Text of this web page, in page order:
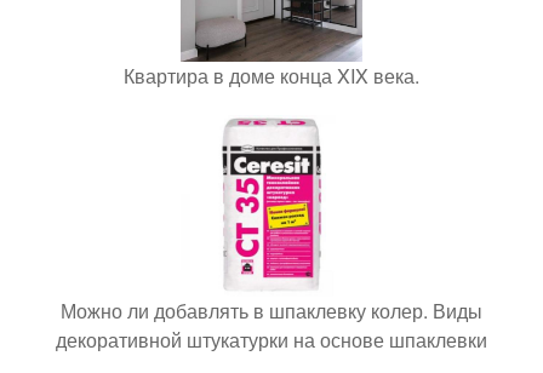
Квартира в доме конца XIX века.
Можно ли добавлять в шпаклевку колер. Виды
декоративной штукатурки на основе шпаклевки